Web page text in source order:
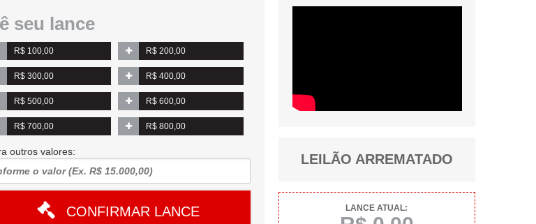
seu lance
R$ 100,00 R$ 200,00
R$ 300,00 R$ 400,00
R$ 500,00 R$ 600,00
R$ 700,00 R$ 800,00
outros valores:
CONFIRMAR LANCE
LEILÃO ARREMATADO
LANCE ATUAL: